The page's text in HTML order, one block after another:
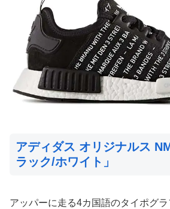
アディダス オリジナルス
ラック/ホワイト」
アッパーに走る4カ国語のタイポグラ